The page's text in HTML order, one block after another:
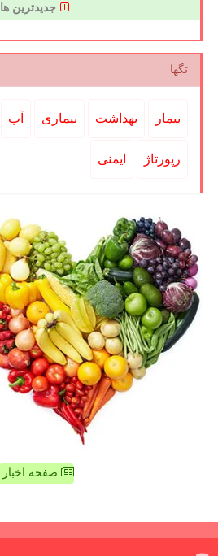
جدیدترین ها
تگها
بیمار بهداشت بیماری آب
رپورتاژ ایمنی
صفحه اخبار